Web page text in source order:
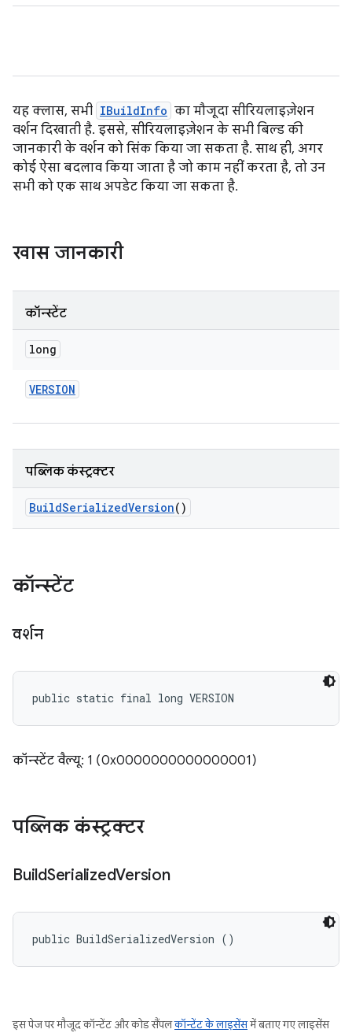
यह क्लास, सभी IBuildInfo का मौजूदा सीरियलाइज़ेशन
वर्शन दिखाती है. इससे, सीरियलाइज़ेशन के सभी बिल्ड की
जानकारी के वर्शन को सिंक किया जा सकता है. साथ ही, अगर
कोई ऐसा बदलाव किया जाता है जो काम नहीं करता है, तो उन
सभी को एक साथ अपडेट किया जा सकता है.
खास जानकारी
कॉन्स्टेंट
long
VERSION
पब्लिक कंस्ट्रक्टर
BuildSerializedVersion()
कॉन्स्टेंट
वर्शन
public static final long VERSION
कॉन्स्टेंट वैल्यू: 1 (0x0000000000000001)
पब्लिक कंस्ट्रक्टर
BuildSerializedVersion
public BuildSerializedVersion ()
इस पेज पर मौजूद कॉन्टेंट और कोड सैंपलकॉन्टेंट के लाइसेंसमें बताए गए लाइसेंस